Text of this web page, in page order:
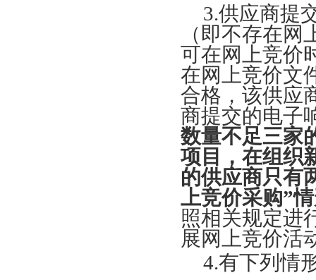
3.供应商提
（即不存在
可在网上竞价
在网上竞价文
合格，该供应
商提交的电子
数量不足三家
项目，在组织
的供应商只有
上竞价采购”
照相关规定进
展网上竞价活
4.有下列情